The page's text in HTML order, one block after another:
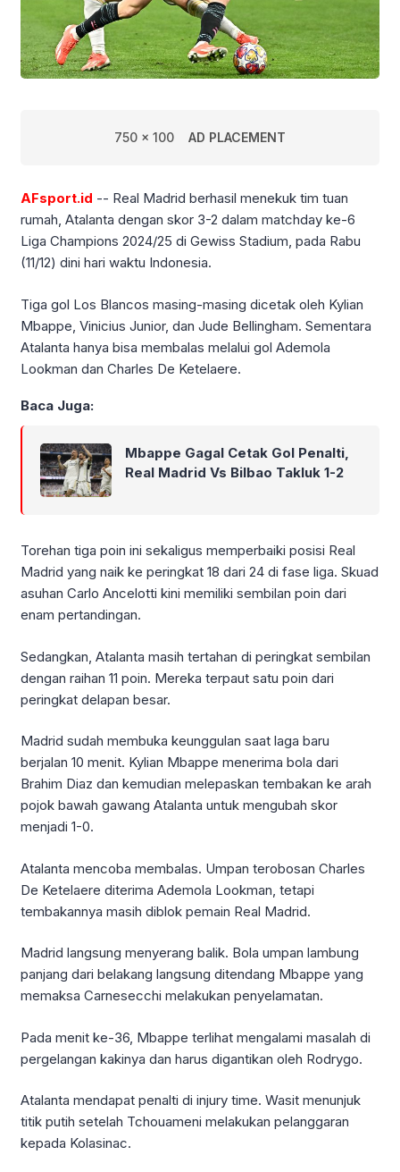
750 x 100 AD PLACEMENT
AFsport.id -- Real Madrid berhasil menekuk tim tuan
rumah, Atalanta dengan skor 3-2 dalam matchday ke-6
Liga Champions 2024/25 di Gewiss Stadium, pada Rabu
(11/12) dini hari waktu Indonesia.
Tiga gol Los Blancos masing-masing dicetak oleh Kylian
Mbappe, Vinicius Junior, dan Jude Bellingham. Sementara
Atalanta hanya bisa membalas melalui gol Ademola
Lookman dan Charles De Ketelaere.
Baca Juga:
Mbappe Gagal Cetak Gol Penalti,
Real Madrid Vs Bilbao Takluk 1-2
Torehan tiga poin ini sekaligus memperbaiki posisi Real
Madrid yang naik ke peringkat 18 dari 24 di fase liga. Skuad
asuhan Carlo Ancelotti kini memiliki sembilan poin dari
enam pertandingan.
Sedangkan, Atalanta masih tertahan di peringkat sembilan
dengan raihan 11 poin. Mereka terpaut satu poin dari
peringkat delapan besar.
Madrid sudah membuka keunggulan saat laga baru
berjalan 10 menit. Kylian Mbappe menerima bola dari
Brahim Diaz dan kemudian melepaskan tembakan ke arah
pojok bawah gawang Atalanta untuk mengubah skor
menjadi 1-0.
Atalanta mencoba membalas. Umpan terobosan Charles
De Ketelaere diterima Ademola Lookman, tetapi
tembakannya masih diblok pemain Real Madrid.
Madrid langsung menyerang balik. Bola umpan lambung
panjang dari belakang langsung ditendang Mbappe yang
memaksa Carnesecchi melakukan penyelamatan.
Pada menit ke-36, Mbappe terlihat mengalami masalah di
pergelangan kakinya dan harus digantikan oleh Rodrygo.
Atalanta mendapat penalti di injury time. Wasit menunjuk
titik putih setelah Tchouameni melakukan pelanggaran
kepada Kolasinac.